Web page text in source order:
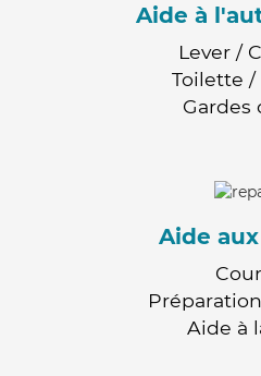
Aide à
Lever /
Toilette /
Gardes
Aide
Aide à